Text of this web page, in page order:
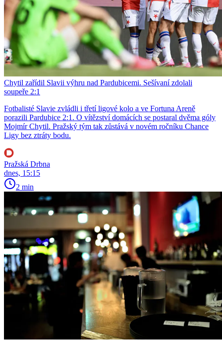
Chytil zařídil Slavii výhru nad Pardubicemi. Sešívaní zdolali
soupeře 2:1
Fotbalisté Slavie zvládli i třetí ligové kolo a ve Fortuna Areně
porazili Pardubice 2:1. O vítězství domácích se postaral dvěma góly
Mojmír Chytil. Pražský tým tak zůstává v novém ročníku Chance
Ligy bez ztráty bodu.
Pražská Drbna
dnes, 15:15
2 min